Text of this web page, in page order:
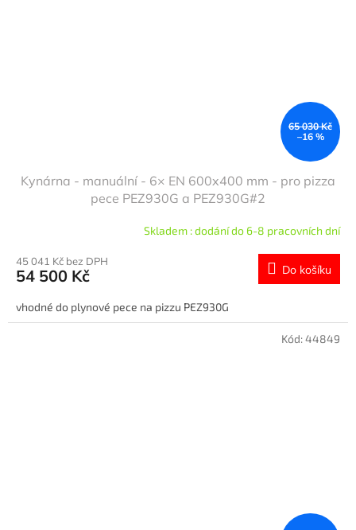
65 030 Kč
–16 %
Kynárna - manuální - 6× EN 600x400 mm - pro pizza
pece PEZ930G a PEZ930G#2
Skladem : dodání do 6-8 pracovních dní
45 041 Kč bez DPH
54 500 Kč Do košíku
vhodné do plynové pece na pizzu PEZ930G
Kód:44849